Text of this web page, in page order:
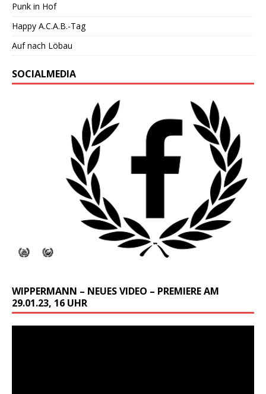
Punk in Hof
Happy A.C.A.B.-Tag
Auf nach Löbau
SOCIALMEDIA
WIPPERMANN – NEUES VIDEO – PREMIERE AM
29.01.23, 16 UHR